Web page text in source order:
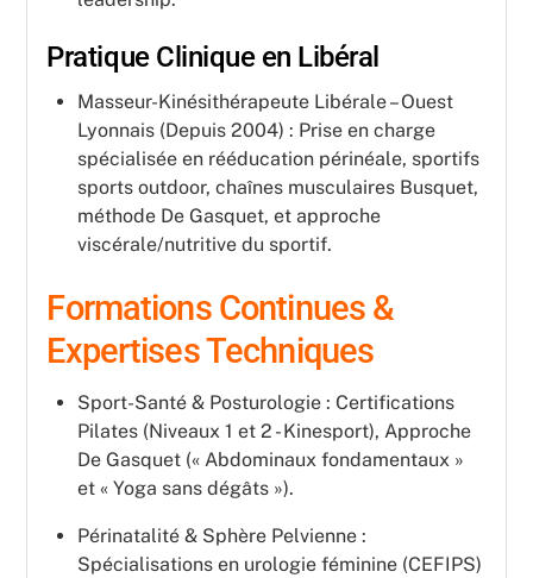
Pratique Clinique en Libéral
Masseur-Kinésithérapeute Libérale – Ouest
Lyonnais (Depuis 2004) : Prise en charge
spécialisée en rééducation périnéale, sportifs
sports outdoor, chaînes musculaires Busquet,
méthode De Gasquet, et approche
viscérale/nutritive du sportif.
Formations Continues &
Expertises Techniques
Sport-Santé & Posturologie : Certifications
Pilates (Niveaux 1 et 2 - Kinesport), Approche
De Gasquet (« Abdominaux fondamentaux »
et « Yoga sans dégâts »).
Périnatalité & Sphère Pelvienne :
Spécialisations en urologie féminine (CEFIPS)